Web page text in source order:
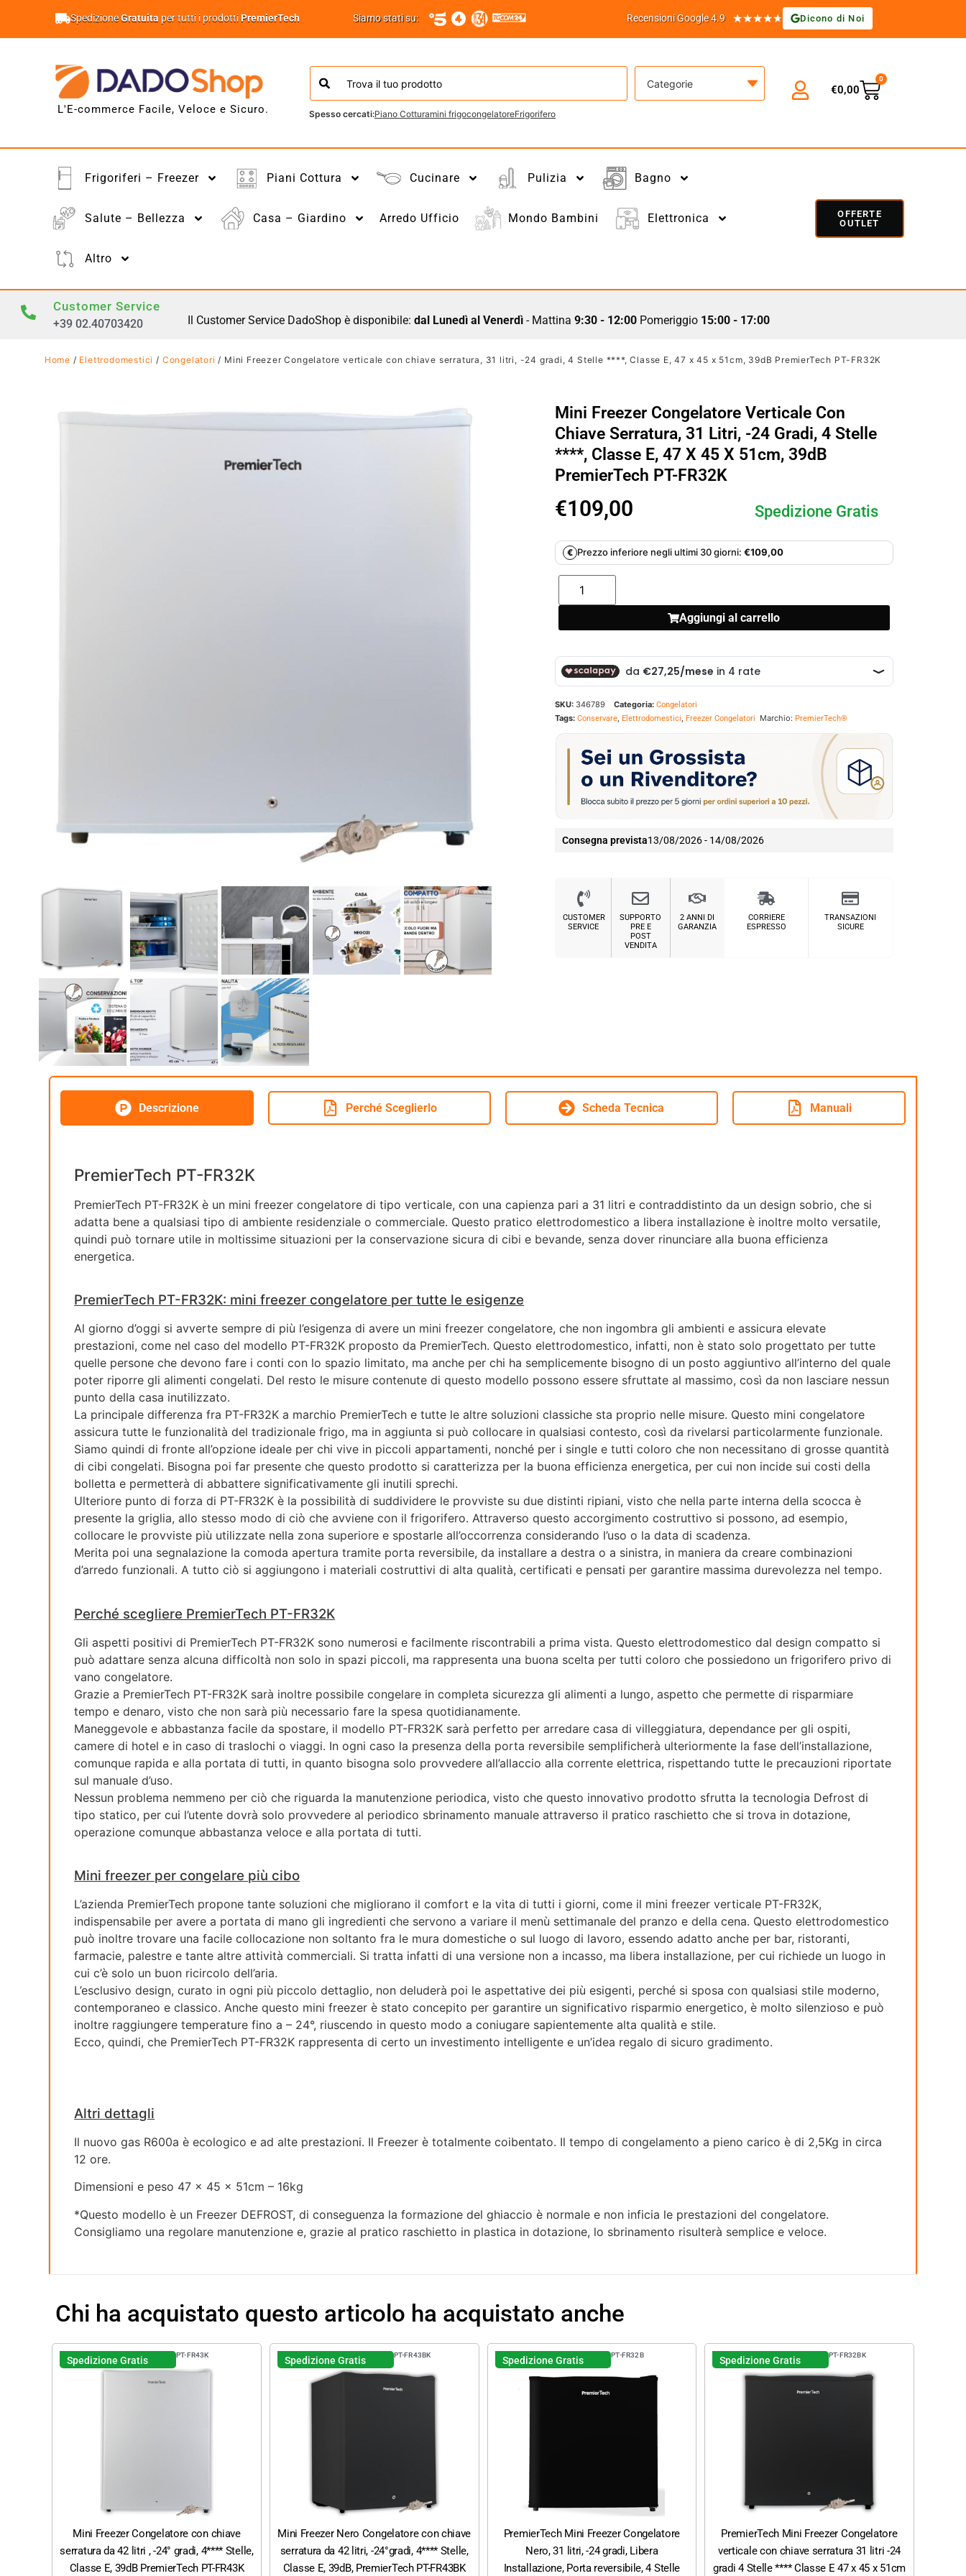
SpedizioneGratuita per tutti i prodottiPremierTech Siamo stati su: Recensioni Google 4.9 ★★★★★ Dicono di Noi
L'E-commerce Facile, Veloce e Sicuro.
Categorie
Spesso cercati:Piano Cotturamini frigocongelatoreFrigorifero
€0,00
0
Frigoriferi – Freezer Piani Cottura Cucinare Pulizia Bagno
Salute – Bellezza Casa – Giardino Arredo Ufficio Mondo Bambini Elettronica
Altro
OFFERTE
OUTLET
Customer Service
+39 02.40703420 Il Customer Service DadoShop è disponibile: dal Lunedì al Venerdì- Mattina 9:30 - 12:00Pomeriggio 15:00 - 17:00
Home / Elettrodomestici / Congelatori / Mini Freezer Congelatore verticale con chiave serratura, 31 litri, -24 gradi, 4 Stelle ****, Classe E, 47 x 45 x 51cm, 39dB PremierTech PT-FR32K
Mini Freezer Congelatore Verticale Con
Chiave Serratura, 31 Litri, -24 Gradi, 4 Stelle
****, Classe E, 47 X 45 X 51cm, 39dB
PremierTech PT-FR32K
€109,00 Spedizione Gratis
€ Prezzo inferiore negli ultimi 30 giorni: €109,00
Aggiungi al carrello
SKU: 346789 Categoria: Congelatori
Tags: Conservare, Elettrodomestici, Freezer Congelatori Marchio: PremierTech®
Consegna prevista13/08/2026 - 14/08/2026
CUSTOMER
SERVICE
SUPPORTO
PRE E
POST
VENDITA
2 ANNI DI
GARANZIA
CORRIERE
ESPRESSO
TRANSAZIONI
SICURE
Descrizione Perché Sceglierlo Scheda Tecnica Manuali
PremierTech PT-FR32K
PremierTech PT-FR32K è un mini freezer congelatore di tipo verticale, con una capienza pari a 31 litri e contraddistinto da un design sobrio, che si
adatta bene a qualsiasi tipo di ambiente residenziale o commerciale. Questo pratico elettrodomestico a libera installazione è inoltre molto versatile,
quindi può tornare utile in moltissime situazioni per la conservazione sicura di cibi e bevande, senza dover rinunciare alla buona efficienza
energetica.
PremierTech PT-FR32K: mini freezer congelatore per tutte le esigenze
Al giorno d’oggi si avverte sempre di più l’esigenza di avere un mini freezer congelatore, che non ingombra gli ambienti e assicura elevate
prestazioni, come nel caso del modello PT-FR32K proposto da PremierTech. Questo elettrodomestico, infatti, non è stato solo progettato per tutte
quelle persone che devono fare i conti con lo spazio limitato, ma anche per chi ha semplicemente bisogno di un posto aggiuntivo all’interno del quale
poter riporre gli alimenti congelati. Del resto le misure contenute di questo modello possono essere sfruttate al massimo, così da non lasciare nessun
punto della casa inutilizzato.
La principale differenza fra PT-FR32K a marchio PremierTech e tutte le altre soluzioni classiche sta proprio nelle misure. Questo mini congelatore
assicura tutte le funzionalità del tradizionale frigo, ma in aggiunta si può collocare in qualsiasi contesto, così da rivelarsi particolarmente funzionale.
Siamo quindi di fronte all’opzione ideale per chi vive in piccoli appartamenti, nonché per i single e tutti coloro che non necessitano di grosse quantità
di cibi congelati. Bisogna poi far presente che questo prodotto si caratterizza per la buona efficienza energetica, per cui non incide sui costi della
bolletta e permetterà di abbattere significativamente gli inutili sprechi.
Ulteriore punto di forza di PT-FR32K è la possibilità di suddividere le provviste su due distinti ripiani, visto che nella parte interna della scocca è
presente la griglia, allo stesso modo di ciò che avviene con il frigorifero. Attraverso questo accorgimento costruttivo si possono, ad esempio,
collocare le provviste più utilizzate nella zona superiore e spostarle all’occorrenza considerando l’uso o la data di scadenza.
Merita poi una segnalazione la comoda apertura tramite porta reversibile, da installare a destra o a sinistra, in maniera da creare combinazioni
d’arredo funzionali. A tutto ciò si aggiungono i materiali costruttivi di alta qualità, certificati e pensati per garantire massima durevolezza nel tempo.
Perché scegliere PremierTech PT-FR32K
Gli aspetti positivi di PremierTech PT-FR32K sono numerosi e facilmente riscontrabili a prima vista. Questo elettrodomestico dal design compatto si
può adattare senza alcuna difficoltà non solo in spazi piccoli, ma rappresenta una buona scelta per tutti coloro che possiedono un frigorifero privo di
vano congelatore.
Grazie a PremierTech PT-FR32K sarà inoltre possibile congelare in completa sicurezza gli alimenti a lungo, aspetto che permette di risparmiare
tempo e denaro, visto che non sarà più necessario fare la spesa quotidianamente.
Maneggevole e abbastanza facile da spostare, il modello PT-FR32K sarà perfetto per arredare casa di villeggiatura, dependance per gli ospiti,
camere di hotel e in caso di traslochi o viaggi. In ogni caso la presenza della porta reversibile semplificherà ulteriormente la fase dell’installazione,
comunque rapida e alla portata di tutti, in quanto bisogna solo provvedere all’allaccio alla corrente elettrica, rispettando tutte le precauzioni riportate
sul manuale d’uso.
Nessun problema nemmeno per ciò che riguarda la manutenzione periodica, visto che questo innovativo prodotto sfrutta la tecnologia Defrost di
tipo statico, per cui l’utente dovrà solo provvedere al periodico sbrinamento manuale attraverso il pratico raschietto che si trova in dotazione,
operazione comunque abbastanza veloce e alla portata di tutti.
Mini freezer per congelare più cibo
L’azienda PremierTech propone tante soluzioni che migliorano il comfort e la vita di tutti i giorni, come il mini freezer verticale PT-FR32K,
indispensabile per avere a portata di mano gli ingredienti che servono a variare il menù settimanale del pranzo e della cena. Questo elettrodomestico
può inoltre trovare una facile collocazione non soltanto fra le mura domestiche o sul luogo di lavoro, essendo adatto anche per bar, ristoranti,
farmacie, palestre e tante altre attività commerciali. Si tratta infatti di una versione non a incasso, ma libera installazione, per cui richiede un luogo in
cui c’è solo un buon ricircolo dell’aria.
L’esclusivo design, curato in ogni più piccolo dettaglio, non deluderà poi le aspettative dei più esigenti, perché si sposa con qualsiasi stile moderno,
contemporaneo e classico. Anche questo mini freezer è stato concepito per garantire un significativo risparmio energetico, è molto silenzioso e può
inoltre raggiungere temperature fino a – 24°, riuscendo in questo modo a coniugare sapientemente alta qualità e stile.
Ecco, quindi, che PremierTech PT-FR32K rappresenta di certo un investimento intelligente e un’idea regalo di sicuro gradimento.
Altri dettagli
Il nuovo gas R600a è ecologico e ad alte prestazioni. Il Freezer è totalmente coibentato. Il tempo di congelamento a pieno carico è di 2,5Kg in circa
12 ore.
Dimensioni e peso 47 x 45 x 51cm – 16kg
*Questo modello è un Freezer DEFROST, di conseguenza la formazione del ghiaccio è normale e non inficia le prestazioni del congelatore.
Consigliamo una regolare manutenzione e, grazie al pratico raschietto in plastica in dotazione, lo sbrinamento risulterà semplice e veloce.
Chi ha acquistato questo articolo ha acquistato anche
Spedizione Gratis PT-FR43K
Mini Freezer Congelatore con chiave
serratura da 42 litri , -24° gradi, 4**** Stelle,
Classe E, 39dB PremierTech PT-FR43K
Spedizione Gratis PT-FR43BK
Mini Freezer Nero Congelatore con chiave
serratura da 42 litri, -24°gradi, 4**** Stelle,
Classe E, 39dB, PremierTech PT-FR43BK
Spedizione Gratis PT-FR32B
PremierTech Mini Freezer Congelatore
Nero, 31 litri, -24 gradi, Libera
Installazione, Porta reversibile, 4 Stelle
Spedizione Gratis PT-FR32BK
PremierTech Mini Freezer Congelatore
verticale con chiave serratura 31 litri -24
gradi 4 Stelle **** Classe E 47 x 45 x 51cm